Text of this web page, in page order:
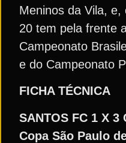
Meninos da Vila,
20 tem pela frente
Campeonato
e do Campeonato
FICHA TÉCNICA
SANTOS FC 1 X 3
Copa São Paulo